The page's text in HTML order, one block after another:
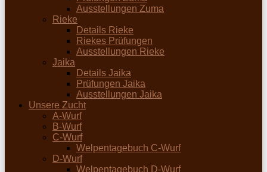
Ausstellungen Zuma
Rieke
Details Rieke
Riekes Prüfungen
Ausstellungen Rieke
Jaika
Details Jaika
Prüfungen Jaika
Ausstellungen Jaika
Unsere Zucht
A-Wurf
B-Wurf
C-Wurf
Welpentagebuch C-Wurf
D-Wurf
Welpentagebuch D-Wurf